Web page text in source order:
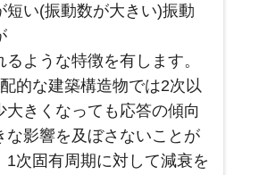
短い(振動数が大きい)振動
ような特徴を有します。
的な建築構造物では2次以
大きくなっても応答の傾向
な影響を及ぼさないことが
1次固有周期に対して減衰を